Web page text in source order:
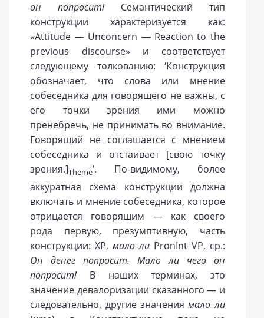
он попросит!Семантический тип
конструкции характеризуется как:
«Attitude — Unconcern — Reaction to the
previous discourse» и соответствует
следующему толкованию: ‘Конструкция
обозначает, что слова или мнение
собеседника для говорящего не важны, с
его точки зрения ими можно
пренебречь, не принимать во внимание.
Говорящий не соглашается с мнением
собеседника и отстаивает [свою точку
зрения.]Theme’. По-видимому, более
аккуратная схема конструкции должна
включать и мнение собеседника, которое
отрицается говорящим — как своего
рода первую, презумптивную, часть
конструкции: XP,мало ли PronInt VP, ср.:
Он денег попросит.
Мало ли чего он
попросит!В наших терминах, это
значение девалоризации сказанного — и
следовательно, другие значениямало ли